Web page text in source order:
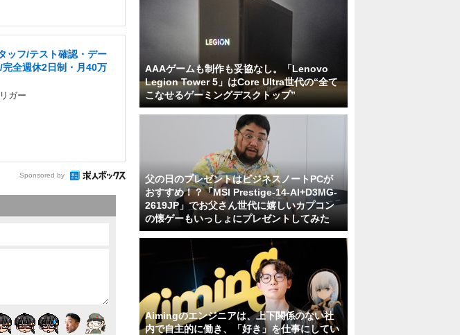
ッフ/テスト確認・デー
全週休2日制・月40万
ガー
Sponsored by
AAAゲームも制作も妥協なし。「Lenovo
Legion Tower 5」はCore Ultra世代の“全て
こなせるゲーミングデスクトップ”
父の日のプレゼントはビジネスノートPCが
おすすめ！？「MSI Prestige-14-AI+D3MG-
2619JP」でお父さん世代に嬉しいカプコン
の懐ゲーもいっしょにプレゼントしてみた
Aimingのエンジニアは、上下関係のない社
内で自主的に働き、「好き」を仕事にしてい